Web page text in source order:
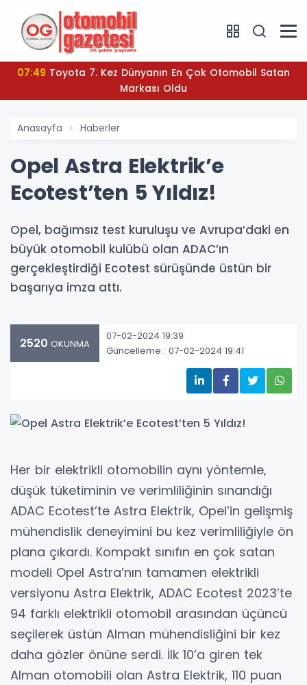
07:49
Markası Oldu
Anasayfa Haberler
Opel Astra Elektrik’e
Ecotest’ten 5 Yıldız!
Opel, bağımsız test kuruluşu ve Avrupa’daki en
büyük otomobil kulübü olan ADAC’ın
gerçekleştirdiği Ecotest sürüşünde üstün bir
başarıya imza attı.
2520 OKUNMA
07-02-2024 19:39
Güncelleme : 07-02-2024 19:41
Her bir elektrikli otomobilin aynı yöntemle,
düşük tüketiminin ve verimliliğinin sınandığı
ADAC Ecotest’te Astra Elektrik, Opel’in gelişmiş
mühendislik deneyimini bu kez verimliliğiyle ön
plana çıkardı. Kompakt sınıfın en çok satan
modeli Opel Astra’nın tamamen elektrikli
versiyonu Astra Elektrik, ADAC Ecotest 2023’te
94 farklı elektrikli otomobil arasından üçüncü
seçilerek üstün Alman mühendisliğini bir kez
daha gözler önüne serdi. İlk 10’a giren tek
Alman otomobili olan Astra Elektrik, 110 puan